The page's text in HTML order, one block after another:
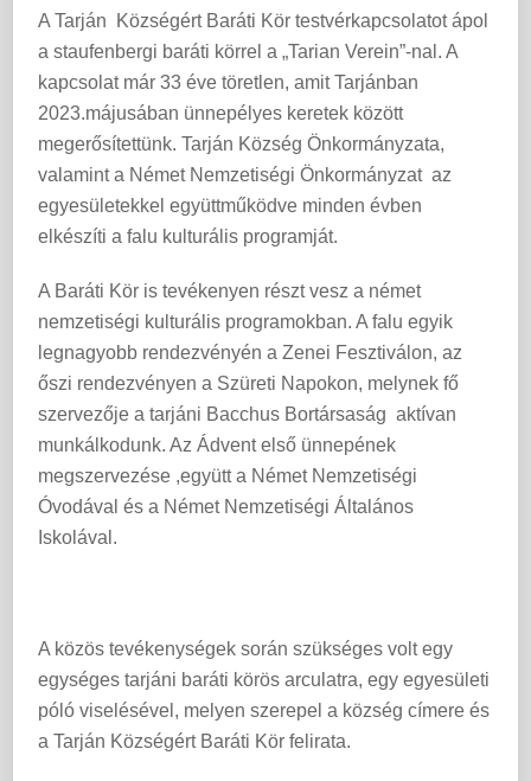
A Tarján Községért Baráti Kör testvérkapcsolatot ápol
a staufenbergi baráti körrel a „Tarian Verein”-nal. A
kapcsolat már 33 éve töretlen, amit Tarjánban
2023.májusában ünnepélyes keretek között
megerősítettünk. Tarján Község Önkormányzata,
valamint a Német Nemzetiségi Önkormányzat az
egyesületekkel együttműködve minden évben
elkészíti a falu kulturális programját.
A Baráti Kör is tevékenyen részt vesz a német
nemzetiségi kulturális programokban. A falu egyik
legnagyobb rendezvényén a Zenei Fesztiválon, az
őszi rendezvényen a Szüreti Napokon, melynek fő
szervezője a tarjáni Bacchus Bortársaság aktívan
munkálkodunk. Az Ádvent első ünnepének
megszervezése ,együtt a Német Nemzetiségi
Óvodával és a Német Nemzetiségi Általános
Iskolával.
A közös tevékenységek során szükséges volt egy
egységes tarjáni baráti körös arculatra, egy egyesületi
póló viselésével, melyen szerepel a község címere és
a Tarján Községért Baráti Kör felirata.